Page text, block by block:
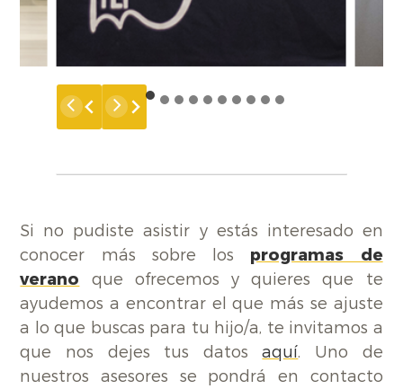
Si no pudiste asistir y estás interesado en
conocer más sobre los programas de
verano que ofrecemos y quieres que te
ayudemos a encontrar el que más se ajuste
a lo que buscas para tu hijo/a, te invitamos a
que nos dejes tus datosaquí. Uno de
nuestros asesores se pondrá en contacto